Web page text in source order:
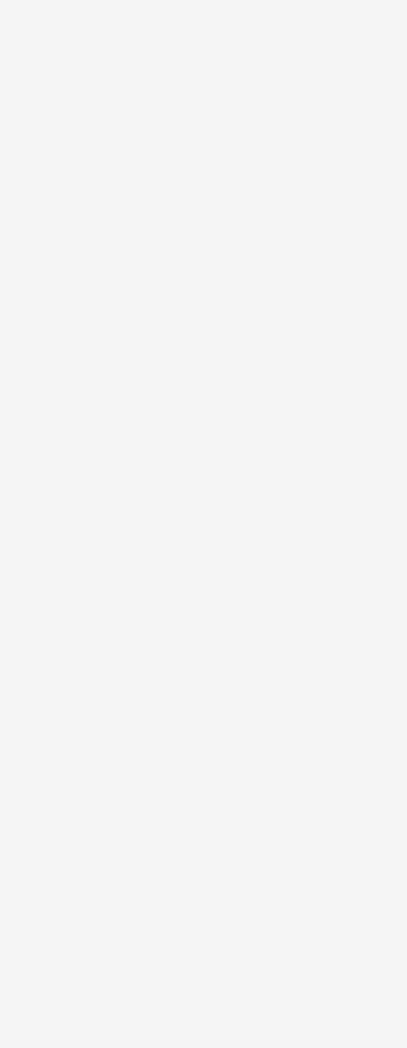
chọn chỗ để cũng đơn giản hơn, bạn có thể để máy rửa bát
độc lập việc chọn vị trí cần xác định nhiều vấn đề hơn, hãy
là dòng máy rửa bát bán âm serie 8 thế hệ mới của
thể rửa bát. Nhưng không phải tất cả các máy rửa bát đều làm
liệu tự nhiên, chuyển đổi hơi ẩm thành nhiệt, đảm bảo làm
công nghệ Zeolith® đã được cấp bằng sáng chế đã đoạt giải
nhất với mức hiệu quả năng lượng tốt nhất A +++
Máy rửa bát vận hành trên
- Đối với khay rửa ở trên: Dùng để xếp
- Đối với khay rửa dưới: Dùng để xếp các loại